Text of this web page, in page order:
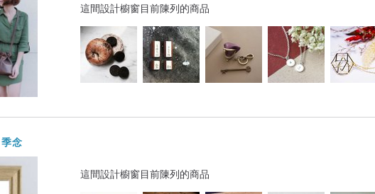
這間設計櫥窗目前陳列的商品
季念
這間設計櫥窗目前陳列的商品